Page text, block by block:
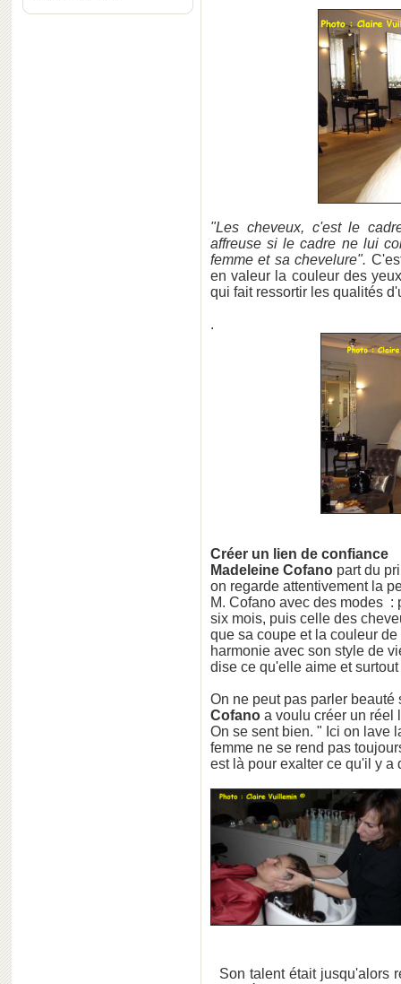
"Les cheveux, c'est le
affreuse si le cadre ne lui
femme et sa chevelure".
en valeur la couleur des
qui fait ressortir les qualités
.
Créer un lien de confiance
Madeleine Cofano part du
on regarde attentivement la
M. Cofano avec des modes :
six mois, puis celle des
que sa coupe et la couleur
harmonie avec son style de
dise ce qu'elle aime et
On ne peut pas parler
Cofano a voulu créer un réel
On se sent bien. " Ici on lave
femme ne se rend pas
est là pour exalter ce qu'il y a
Son talent était jusqu'alors